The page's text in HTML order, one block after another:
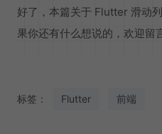
好了，本篇关于 Flutter 滑动
果你还有什么想说的，欢迎留
标签： Flutter 前端